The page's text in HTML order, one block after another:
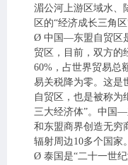
湄公河上游区域水、
区的“经济成长三角区
Ø 中国 —东盟自贸区
贸区，目前，双方的
60%，占世界贸易总
易关税降为零。这是
自贸区，也是被称为
三大经济体”。中国
和东盟商界创造无穷
辐射周边 10多个国家。
Ø 泰国是“二十一世